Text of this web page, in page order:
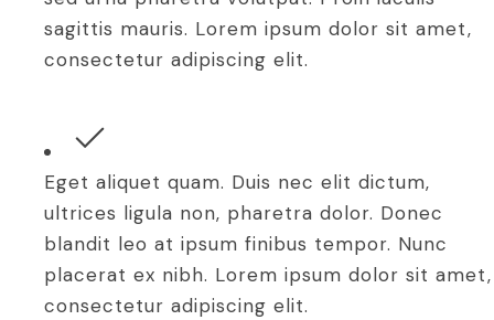
sagittis mauris. Lorem ipsum dolor sit amet,
consectetur adipiscing elit.
Eget aliquet quam. Duis nec elit dictum,
ultrices ligula non, pharetra dolor. Donec
blandit leo at ipsum finibus tempor. Nunc
placerat ex nibh. Lorem ipsum dolor sit amet,
consectetur adipiscing elit.